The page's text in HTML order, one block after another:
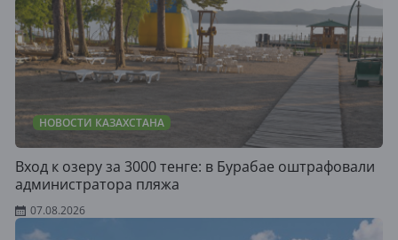
НОВОСТИ КАЗАХСТАНА
Вход к озеру за 3000 тенге: в Бурабае оштрафовали
администратора пляжа
07.08.2026